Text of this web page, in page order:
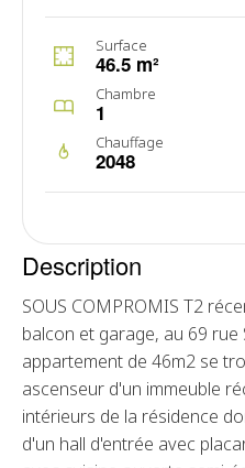
Surface
46.5 m²
Chambre
1
Chauffage
2048
Description
SOUS COMPROMIS T2
balcon et garage, au 69
appartement de 46m2 se
ascenseur d'un immeuble
intérieurs de la résidence
d'un hall d'entrée avec